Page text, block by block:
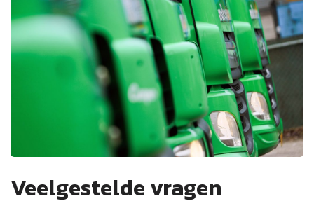
Veelgestelde vragen